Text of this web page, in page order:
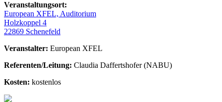
Veran­stal­tungs­ort:
European XFEL, Auditorium
Holzkoppel 4
22869 Schenefeld
Veranstalter: European XFEL
Referenten/­Leitung: Claudia Daffertshofer (NABU)
Kosten: kostenlos